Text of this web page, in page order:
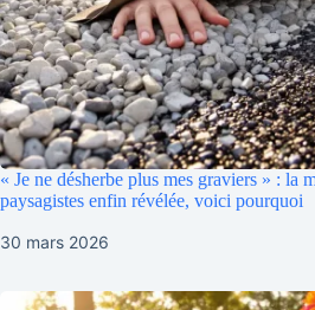
« Je ne désherbe plus mes graviers » : la
paysagistes enfin révélée, voici pourquoi
30 mars 2026